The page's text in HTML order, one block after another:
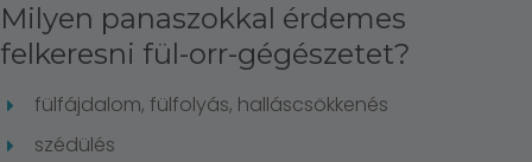
Milyen panaszokkal érdemes
felkeresni fül-orr-gégészetet?
fülfájdalom, fülfolyás, halláscsökkenés
szédülés